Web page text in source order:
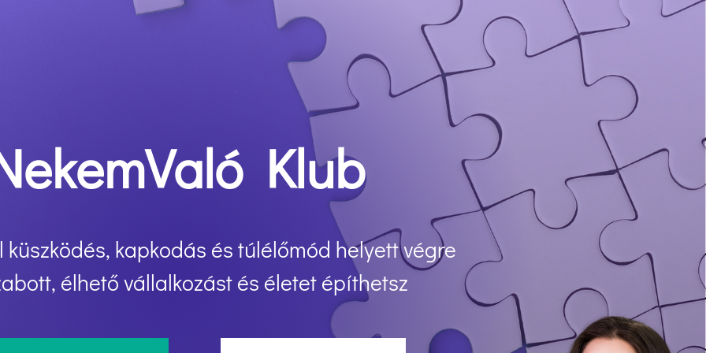
Klub
küszködés, kapkodás és túlélőmód helyett végre
élhető vállalkozást és életet építhetsz